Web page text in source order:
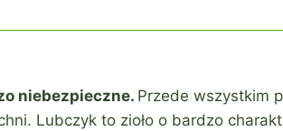
niebezpieczne. Przede wszystkim
Lubczyk to zioło o bardzo